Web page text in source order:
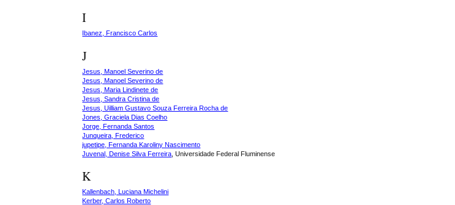
I
Ibanez, Francisco Carlos
J
Jesus, Manoel Severino de
Jesus, Manoel Severino de
Jesus, Maria Lindinete de
Jesus, Sandra Cristina de
Jesus, Uilliam Gustavo Souza Ferreira Rocha de
Jones, Graciela Dias Coelho
Jorge, Fernanda Santos
Junqueira, Frederico
jupetipe, Fernanda Karoliny Nascimento
Juvenal, Denise Silva Ferreira , Universidade Federal Fluminense
K
Kallenbach, Luciana Michelini
Kerber, Carlos Roberto